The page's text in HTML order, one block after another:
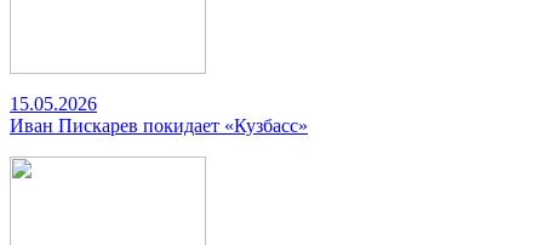
15.05.2026
Иван Пискарев покидает «Кузбасс»